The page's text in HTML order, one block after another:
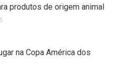
produtos de origem animal
na Copa América dos